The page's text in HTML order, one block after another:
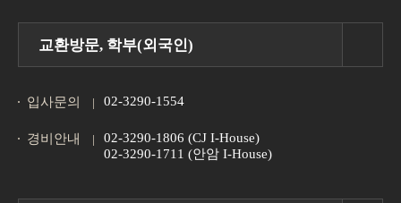
교환방문, 학부(외국인)
입사문의 02-3290-1554
경비안내
02-3290-1806 (CJ I-House)
02-3290-1711 (안암 I-House)